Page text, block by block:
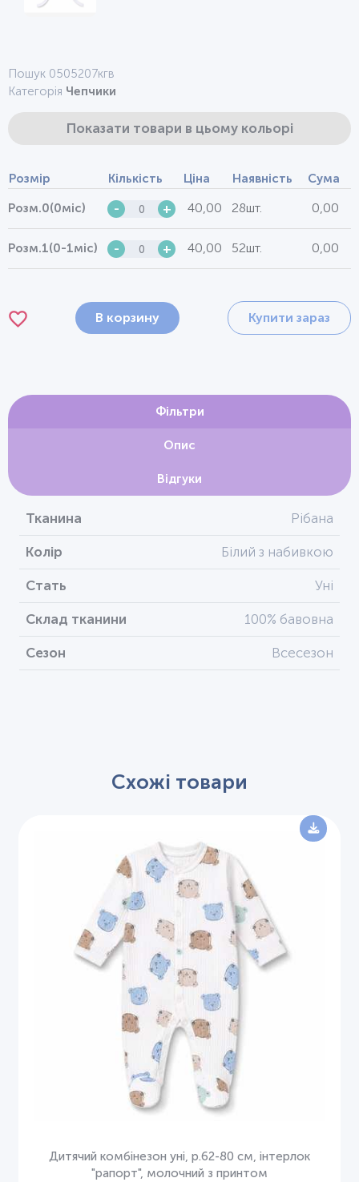
Пошук 0505207кгв
Категорія Чепчики
Показати товари в цьому кольорі
Розмір Кількість Ціна Наявність Сума
Розм.0(0міс) - + 40,00 28шт. 0,00
Розм.1(0-1міс) - + 40,00 52шт. 0,00
В корзину Купити зараз
Фільтри
Опис
Відгуки
Тканина Рібана
Колір Білий з набивкою
Стать Уні
Склад тканини 100% бавовна
Сезон Всесезон
Схожі товари
Дитячий комбінезон уні, р.62-80 см, інтерлок
"рапорт", молочний з принтом